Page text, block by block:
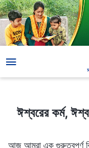
ঈশ্বরের কর্ম, ঈশ্বরের স্বভাব,
ঈশ্বরের কর্ম,
আজ আমরা এক গুরুত্বপূর্ণ